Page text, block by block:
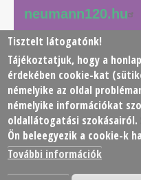
neumann120.hu
© 2026 Neumann János
(NJSZT)
Footer
menu
Adatkezelési tájékoztató
Tisztelt látogatónk!
Tájékoztatjuk, hogy a
érdekében cookie-kat
némelyike az oldal
némelyike információkat
oldallátogatási
Ön beleegyezik a cookie-k
További információk